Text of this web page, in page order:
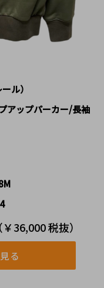
ル）
ップパーカー/長袖
36,000 税抜）
る